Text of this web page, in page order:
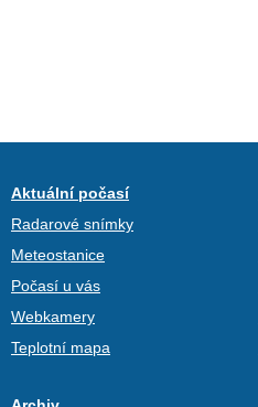
Aktuální počasí
Radarové snímky
Meteostanice
Počasí u vás
Webkamery
Teplotní mapa